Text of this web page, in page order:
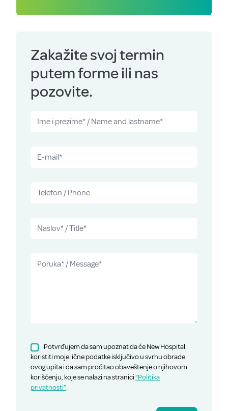
Zakažite svoj termin
putem forme ili nas
pozovite.
Potvrđujem da sam upoznat da će New Hospital
koristiti moje lične podatke isključivo u svrhu obrade
ovog upita i da sam pročitao obaveštenje o njihovom
korišćenju, koje se nalazi na stranici“Politika
privatnosti”.